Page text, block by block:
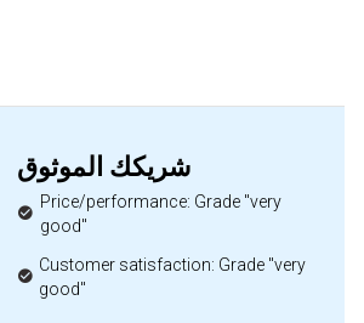
شريكك الموثوق
Price/performance: Grade "very
good"
Customer satisfaction: Grade "very
good"